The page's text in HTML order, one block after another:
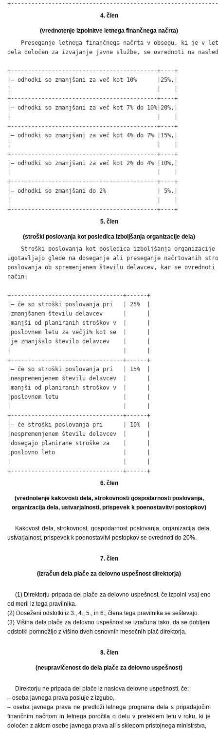
4. člen
(vrednotenje izpolnitve letnega finančnega načrta)
Preseganje letnega finančnega načrta v obsegu, ki je v
dela določen za izvajanje javne službe, se ovrednoti na
+-------------------------------------------+----+
|– odhodki so zmanjšani za več kot 10%      |25%,|
+-------------------------------------------+----+
|– odhodki so zmanjšani za več kot 7% do 10%|20%,|
+-------------------------------------------+----+
|– odhodki so zmanjšani za več kot 4% do 7% |15%,|
+-------------------------------------------+----+
|– odhodki so zmanjšani za več kot 2% do 4% |10%,|
+-------------------------------------------+----+
|– odhodki so zmanjšani do 2%               | 5%.|
+-------------------------------------------+----+
5. člen
(stroški poslovanja kot posledica izboljšanja organizacije dela)
Stroški poslovanja kot posledica izboljšanja organizacije
ugotavljajo glede na doseganje ali preseganje načrtovanih
poslovanja ob spremenjenem številu delavcev, kar se
način:
+---------------------------------+------+
|– če so stroški poslovanja pri   | 25%  |
|zmanjšanem številu delavcev      |      |
|manjši od planiranih stroškov v  |      |
|poslovnem letu za večji% kot se  |      |
|je zmanjšalo število delavcev    |      |
+---------------------------------+------+
|– če so stroški poslovanja pri   | 15%  |
|nespremenjenem številu delavcev  |      |
|manjši od planiranih stroškov v  |      |
|poslovnem letu                   |      |
+---------------------------------+------+
|– če stroški poslovanja pri      | 10%  |
|nespremenjenem številu delavcev  |      |
|dosegajo planirane stroške za    |      |
|poslovno leto                    |      |
+---------------------------------+------+
6. člen
(vrednotenje kakovosti dela, strokovnosti gospodarnosti poslovanja,
organizacija dela, ustvarjalnosti, prispevek k poenostavitvi postopkov)
Kakovost dela, strokovnost, gospodarnost poslovanja, organizacija dela,
ustvarjalnost, prispevek k poenostavitvi postopkov se ovrednoti do 20%.
7. člen
(izračun dela plače za delovno uspešnost direktorja)
(1) Direktorju pripada del plače za delovno uspešnost, če izpolni vsaj eno
od meril iz tega pravilnika.
(2) Doseženi odstotki iz 3., 4., 5., in 6., člena tega pravilnika se seštevajo.
(3) Višina dela plače za delovno uspešnost se izračuna tako, da se dobljeni
odstotki pomnožijo z višino dveh osnovnih mesečnih plač direktorja.
8. člen
(neupravičenost do dela plače za delovno uspešnost)
Direktorju ne pripada del plače iz naslova delovne uspešnosti, če:
– oseba javnega prava posluje z izgubo,
– oseba javnega prava ne predloži letnega programa dela s pripadajočim
finančnim načrtom in letnega poročila o delu v preteklem letu v roku, ki je
določen z aktom osebe javnega prava ali s sklepom pristojnega ministrstva,